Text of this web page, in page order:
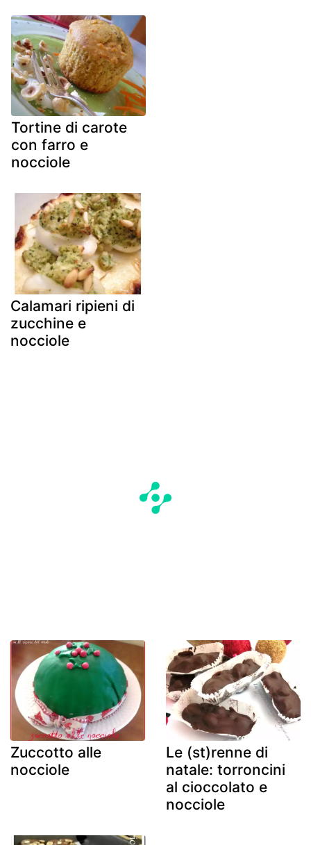
Tortine di carote
con farro e
nocciole
Calamari ripieni di
zucchine e
nocciole
Zuccotto alle
nocciole
Le (st)renne di
natale: torroncini
al cioccolato e
nocciole